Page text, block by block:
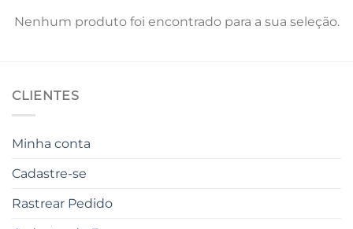
Nenhum produto foi encontrado para a sua seleção.
CLIENTES
Minha conta
Cadastre-se
Rastrear Pedido